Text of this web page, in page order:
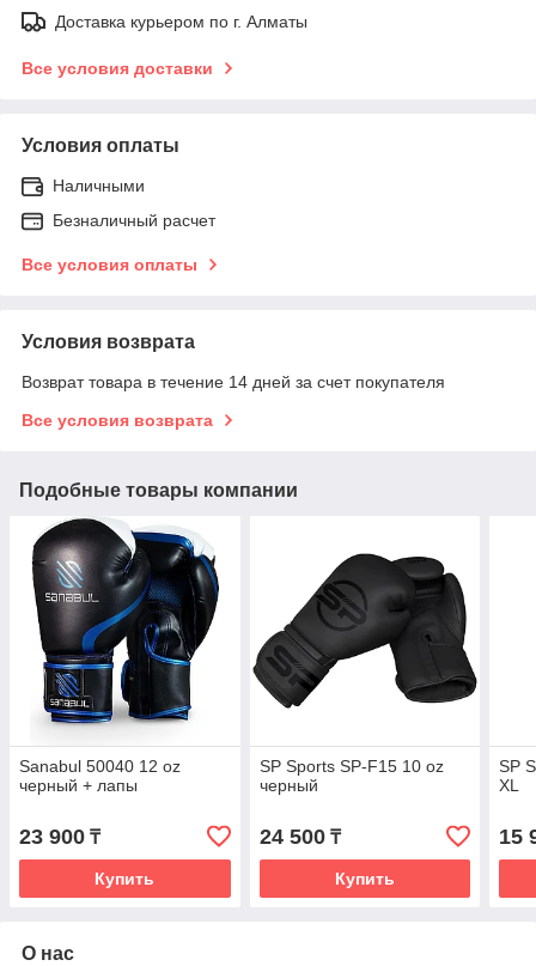
Доставка курьером по г. Алматы
Все условия доставки
Условия оплаты
Наличными
Безналичный расчет
Все условия оплаты
Условия возврата
Возврат товара в течение 14 дней за счет покупателя
Все условия возврата
Подобные товары компании
Sanabul 50040 12 oz
черный + лапы
23 900 ₸
Купить
SP Sports SP-F15 10 oz
черный
24 500₸
Купить
SP
XL
15
О нас